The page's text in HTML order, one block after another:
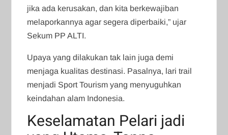
jika ada kerusakan, dan kita berkewajiban
melaporkannya agar segera diperbaiki,” ujar
Sekum PP ALTI.
Upaya yang dilakukan tak lain juga demi
menjaga kualitas destinasi. Pasalnya, lari trail
menjadi Sport Tourism yang menyuguhkan
keindahan alam Indonesia.
Keselamatan Pelari jadi